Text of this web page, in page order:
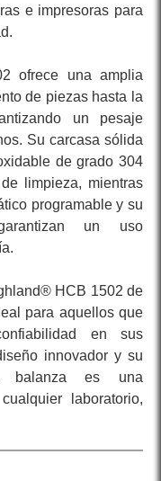
e impresoras para
ofrece una amplia
de piezas hasta la
un pesaje
Su carcasa sólida
de grado 304
limpieza, mientras
programable y su
un uso
HCB 1502 de
para aquellos que
en sus
innovador y su
balanza es una
laboratorio,